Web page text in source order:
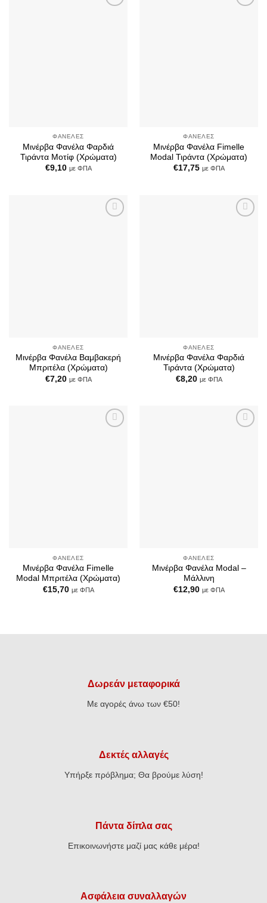
ΦΑΝΈΛΕΣ
Μινέρβα Φανέλα Φαρδιά
Τιράντα Μοτίφ (Χρώματα)
€9,10 με ΦΠΑ
ΦΑΝΈΛΕΣ
Μινέρβα Φανέλα Fimelle
Modal Τιράντα (Χρώματα)
€17,75 με ΦΠΑ
ΦΑΝΈΛΕΣ
Μινέρβα Φανέλα Βαμβακερή
Μπριτέλα (Χρώματα)
€7,20 με ΦΠΑ
ΦΑΝΈΛΕΣ
Μινέρβα Φανέλα Φαρδιά
Τιράντα (Χρώματα)
€8,20 με ΦΠΑ
ΦΑΝΈΛΕΣ
Μινέρβα Φανέλα Fimelle
Modal Μπριτέλα (Χρώματα)
€15,70 με ΦΠΑ
ΦΑΝΈΛΕΣ
Μινέρβα Φανέλα Modal –
Μάλλινη
€12,90 με ΦΠΑ
Δωρεάν μεταφορικά
Με αγορές άνω των €50!
Δεκτές αλλαγές
Υπήρξε πρόβλημα; Θα βρούμε λύση!
Πάντα δίπλα σας
Επικοινωνήστε μαζί μας κάθε μέρα!
Ασφάλεια συναλλαγών